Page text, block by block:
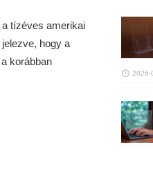
tízéves amerikai
hogy a
korábban
2026-